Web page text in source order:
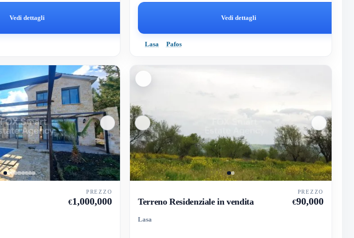
Vedi dettagli Vedi dettagli
Lasa Pafos
PREZZO
€1,000,000 Terreno Residenziale in vendita
Lasa
PREZZO
€90,000